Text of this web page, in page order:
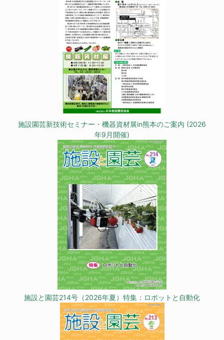
施設園芸新技術セミナー・機器資材展in熊本のご案内 (2026
年9月開催)
施設と園芸214号（2026年夏）特集：ロボットと自動化